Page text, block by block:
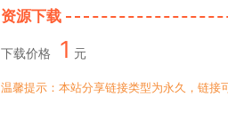
资源下载
下载价格 1 元
温馨提示：本站分享链接类型为永久，链